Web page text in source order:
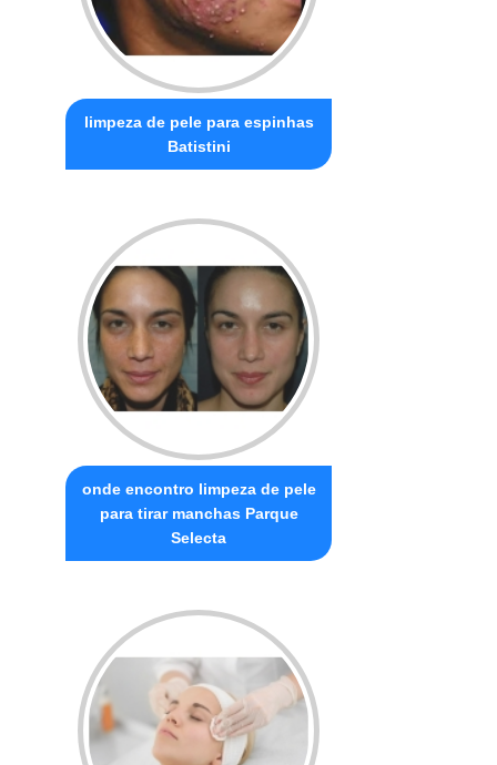
limpeza de pele para espinhas
Batistini
onde encontro limpeza de pele
para tirar manchas Parque
Selecta